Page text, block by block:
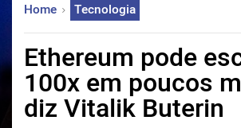
中文
한국어
العربية
ไทย
Home Tecnologia
Ethereum pode
100x em poucos
diz Vitalik Buterin